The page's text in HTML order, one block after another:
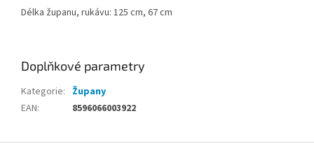
Délka županu, rukávu: 125 cm, 67 cm
Doplňkové parametry
Kategorie: Župany
EAN: 8596066003922